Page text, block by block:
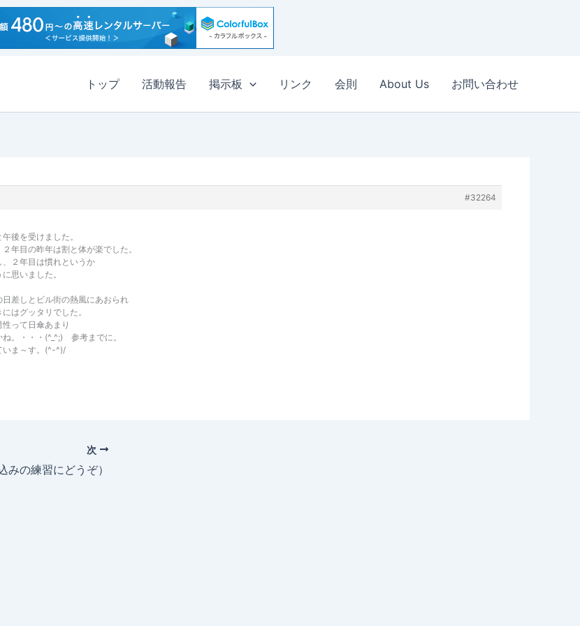
トップ 活動報告 掲示板 リンク 会則 About Us お問い合わせ
#32264
後を受けました。
年目の昨年は割と体が楽でした。
２年目は慣れというか
思いました。
差しとビル街の熱風にあおられ
はグッタリでした。
って日傘あまり
。・・・(^_^;) 参考までに。
いま～す。(^-^)/
次
の練習にどうぞ）